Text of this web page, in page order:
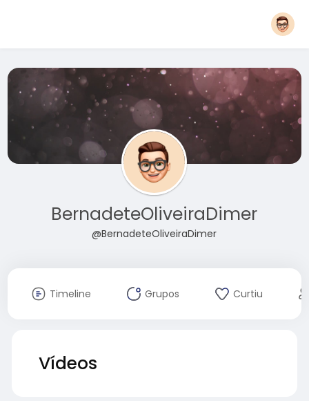
BernadeteOliveiraDimer
@BernadeteOliveiraDimer
Timeline Grupos Curtiu
Vídeos